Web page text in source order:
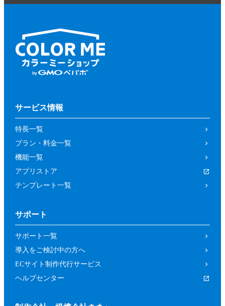
サービス情報
特長一覧
プラン・料金一覧
機能一覧
アプリストア
テンプレート一覧
サポート
サポート一覧
導入をご検討中の方へ
ECサイト制作代行サービス
ヘルプセンター